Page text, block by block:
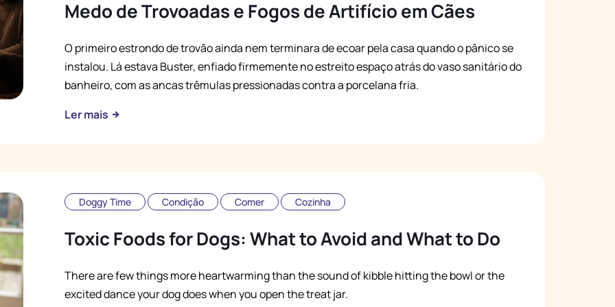
Medo de Trovoadas e Fogos de Artifício em Cães
O primeiro estrondo de trovão ainda nem terminara de ecoar pela casa quando o pânico se
instalou. Lá estava Buster, enfiado firmemente no estreito espaço atrás do vaso sanitário do
banheiro, com as ancas trêmulas pressionadas contra a porcelana fria.
Ler mais
Doggy Time Condição Comer Cozinha
Toxic Foods for Dogs: What to Avoid and What to Do
There are few things more heartwarming than the sound of kibble hitting the bowl or the
excited dance your dog does when you open the treat jar.